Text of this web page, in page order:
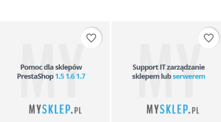
favorite_border favorite_border